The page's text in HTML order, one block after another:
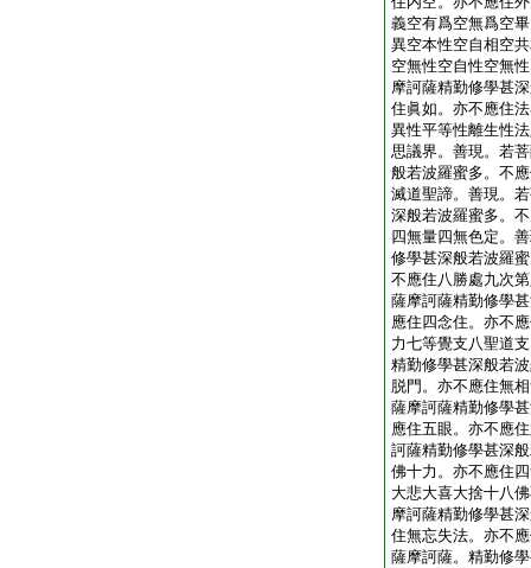
義空有爲空無爲空
異空本性空自相空
空無性空自性空無
摩訶薩精勤修學甚
住眞如。亦不應住
異性平等性離生性
思議界。善現。若
般若波羅蜜多。不
滅道聖諦。善現。
深般若波羅蜜多。
四無量四無色定。
修學甚深般若波羅
不應住八勝處九次
薩摩訶薩精勤修學
應住四念住。亦不
力七等覺支八聖道
精勤修學甚深般若
脱門。亦不應住無
薩摩訶薩精勤修學
應住五眼。亦不應
訶薩精勤修學甚深
佛十力。亦不應住
大悲大喜大捨十八
摩訶薩精勤修學甚
住無忘失法。亦不
薩摩訶薩。精勤修